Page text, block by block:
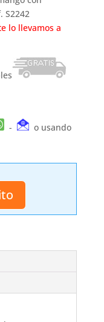
S2242
lo llevamos a
-
o usando